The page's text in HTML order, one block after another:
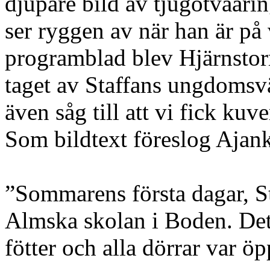
ser ryggen av när han är
programblad blev
taget av Staffans
även såg till att vi fick
Som bildtext föreslog
”Sommarens första dagar,
Almska skolan i Boden.
fötter och alla dörrar var